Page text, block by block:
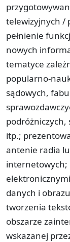
telewizyjnych /
pełnienie
nowych
tematyce
popularno-
sądowych,
podróżniczych,
itp.;
antenie radia
internetowych;
danych i
tworzenia
obszarze
wskazanej